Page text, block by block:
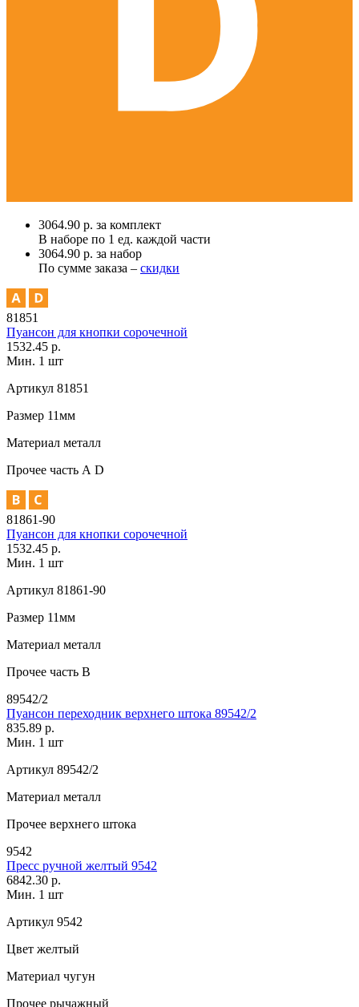
3064.90 р. за комплект
В наборе по 1 ед. каждой части
3064.90 р. за набор
По сумме заказа – скидки
81851
Пуансон для кнопки сорочечной
1532.45 р.
Мин. 1 шт
Артикул 81851
Размер 11мм
Материал металл
Прочее часть А D
81861-90
Пуансон для кнопки сорочечной
1532.45 р.
Мин. 1 шт
Артикул 81861-90
Размер 11мм
Материал металл
Прочее часть В
89542/2
Пуансон переходник верхнего штока 89542/2
835.89 р.
Мин. 1 шт
Артикул 89542/2
Материал металл
Прочее верхнего штока
9542
Пресс ручной желтый 9542
6842.30 р.
Мин. 1 шт
Артикул 9542
Цвет желтый
Материал чугун
Прочее рычажный